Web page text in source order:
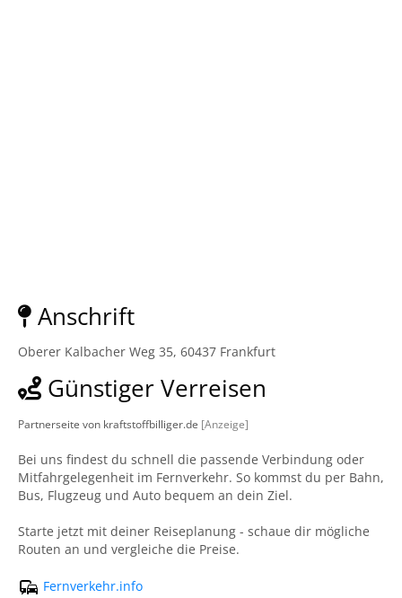
Anschrift
Oberer Kalbacher Weg 35, 60437 Frankfurt
Günstiger Verreisen
Partnerseite von kraftstoffbilliger.de [Anzeige]
Bei uns findest du schnell die passende Verbindung oder
Mitfahrgelegenheit im Fernverkehr. So kommst du per Bahn,
Bus, Flugzeug und Auto bequem an dein Ziel.
Starte jetzt mit deiner Reiseplanung - schaue dir mögliche
Routen an und vergleiche die Preise.
Fernverkehr.info